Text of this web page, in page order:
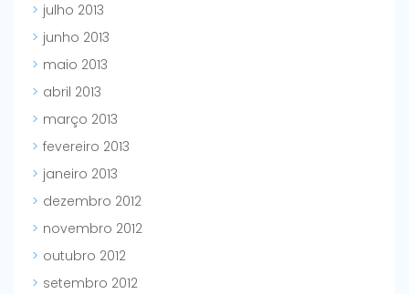
julho 2013
junho 2013
maio 2013
abril 2013
março 2013
fevereiro 2013
janeiro 2013
dezembro 2012
novembro 2012
outubro 2012
setembro 2012